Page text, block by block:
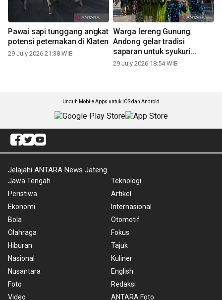
Pawai sapi tunggang angkat
potensi peternakan di Klaten
29 July 2026 21:38 WIB
Warga lereng Gunung
Andong gelar tradisi
saparan untuk syukuri
panen
29 July 2026 18:54 WIB
Unduh Mobile Apps untuk iOS dan Android
Jelajahi ANTARA News Jateng
Jawa Tengah
Peristiwa
Ekonomi
Bola
Olahraga
Hiburan
Nasional
Nusantara
Foto
Video
Teknologi
Artikel
Internasional
Otomotif
Fokus
Tajuk
Kuliner
English
Redaksi
ANTARA Foto